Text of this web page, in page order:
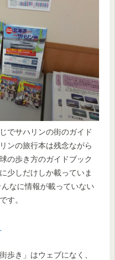
でサハリンの街のガイド
ンの旅行本は残念ながら
の歩き方のガイドブック
少しだけしか載っていま
なに情報が載っていない
す。
歩き」はウェブになく、